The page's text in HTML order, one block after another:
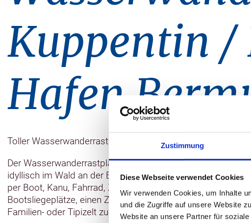
Zustimmung
Diese Webseite verwendet Cookies
Wir verwenden Cookies, um Inhalte
und die Zugriffe auf unsere Website
Website an unsere Partner für
Kuppentin /
Hafen
Toller Wasserwanderrastplatz mit Platz für Boote, Zelte
Der Wasserwanderrastplatz Kuppentin bzw. Naturcamping
idyllisch im Wald an der Elde-Müritz Wasserstraße gelegen.
per Boot, Kanu, Fahrrad, Zelt und Wohnmobil herzlich
Bootsliegeplätze, einen Zeltplatz, Wohn- und
Familien- oder Tipizelt zu mieten.